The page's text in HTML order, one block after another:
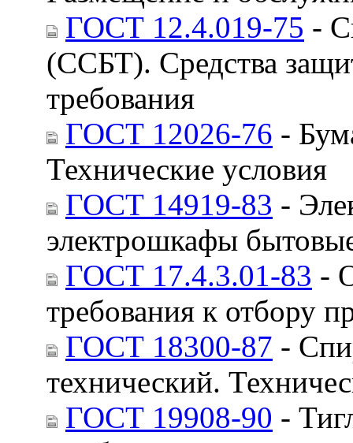
ГОСТ 12.4.019-75 -
(ССБТ). Средства
требования
ГОСТ 12026-76 -
Технические условия
ГОСТ 14919-83 -
электрошкафы
ГОСТ 17.4.3.01-83 -
требования к отбору
ГОСТ 18300-87 -
технический.
ГОСТ 19908-90 -